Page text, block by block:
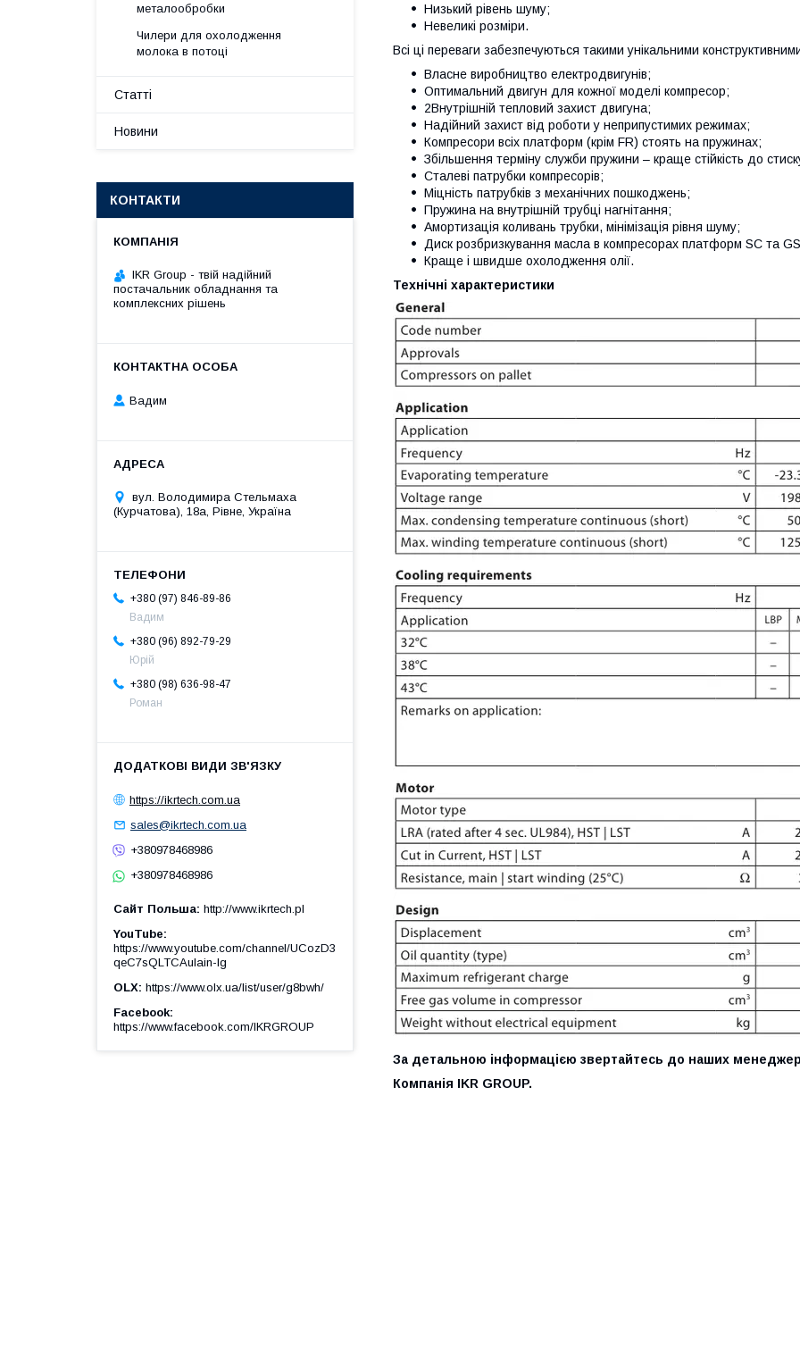
Низький рівень шуму;
Невеликі розміри.
Всі ці переваги забезпечуються такими унікальними
Власне виробництво електродвигунів;
Оптимальний двигун для кожної моделі компресор;
2Внутрішній тепловий захист двигуна;
Надійний захист від роботи у неприпустимих режимах;
Компресори всіх платформ (крім FR) стоять на пружинах;
Збільшення терміну служби пружини – краще стійкість до
Сталеві патрубки компресорів;
Міцність патрубків з механічних пошкоджень;
Пружина на внутрішній трубці нагнітання;
Амортизація коливань трубки, мінімізація рівня шуму;
Диск розбризкування масла в компресорах платформ SC та
Краще і швидше охолодження олії.
Технічні характеристики
За детальною інформацією звертайтесь до наших
Компанія IKR GROUP.
металообробки
Чилери для охолодження
молока в потоці
Статті
Новини
КОНТАКТИ
IKR Group - твій надійний
постачальник обладнання та
комплексних рішень
Вадим
вул. Володимира Стельмаха
(Курчатова), 18а, Рівне, Україна
+380 (97) 846-89-86
Вадим
+380 (96) 892-79-29
Юрій
+380 (98) 636-98-47
Роман
https://ikrtech.com.ua
sales@ikrtech.com.ua
+380978468986
+380978468986
Сайт Польша http://www.ikrtech.pl
YouTube
https://www.youtube.com/channel/UCozD3
qeC7sQLTCAulain-Ig
OLX https://www.olx.ua/list/user/g8bwh/
Facebook
https://www.facebook.com/IKRGROUP